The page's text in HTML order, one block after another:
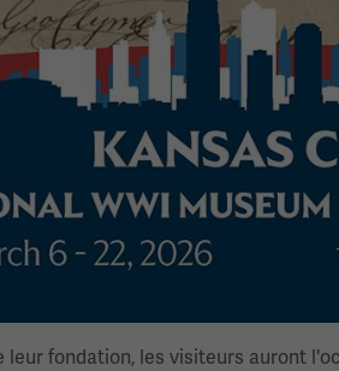
fondation, les visiteurs auront